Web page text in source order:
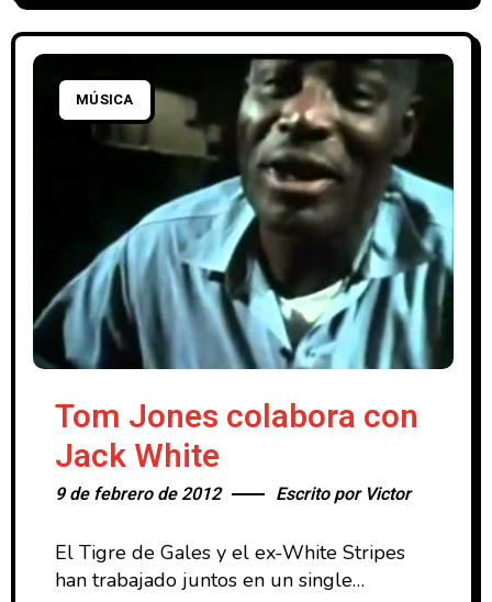
un minifestival que tendrá lugar los días
24 y 25 de Febrero en la Sala Wah Wah
MÚSICA
Tom Jones colabora con
Jack White
9 de febrero de 2012 Escrito por Victor
El Tigre de Gales y el ex-White Stripes
han trabajado juntos en un single